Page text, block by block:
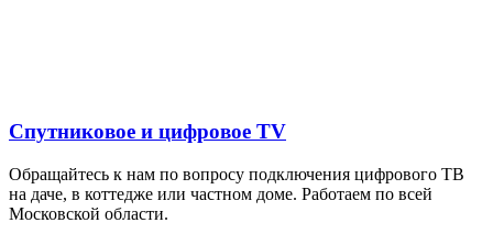
Спутниковое и цифровое TV
Обращайтесь к нам по вопросу подключения цифрового ТВ
на даче, в коттедже или частном доме. Работаем по всей
Московской области.